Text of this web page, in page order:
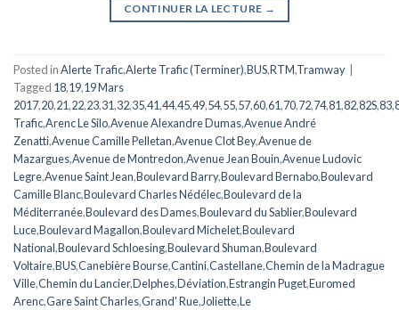
CONTINUER LA LECTURE →
Posted inAlerte Trafic,Alerte Trafic (Terminer),BUS,RTM,Tramway
Tagged 18,19,19 Mars
2017,20,21,22,23,31,32,35,41,44,45,49,54,55,57,60,61,70,72,74,81,82,82S,83,
Trafic,Arenc Le Silo,Avenue Alexandre Dumas,Avenue André
Zenatti,Avenue Camille Pelletan,Avenue Clot Bey,Avenue de
Mazargues,Avenue de Montredon,Avenue Jean Bouin,Avenue Ludovic
Legre,Avenue Saint Jean,Boulevard Barry,Boulevard Bernabo,Boulevard
Camille Blanc,Boulevard Charles Nédélec,Boulevard de la
Méditerranée,Boulevard des Dames,Boulevard du Sablier,Boulevard
Luce,Boulevard Magallon,Boulevard Michelet,Boulevard
National,Boulevard Schloesing,Boulevard Shuman,Boulevard
Voltaire,BUS,Canebière Bourse,Cantini,Castellane,Chemin de la Madrague
Ville,Chemin du Lancier,Delphes,Déviation,Estrangin Puget,Euromed
Arenc,Gare Saint Charles,Grand' Rue,Joliette,Le